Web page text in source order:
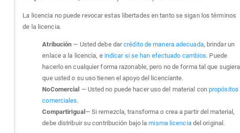
La licencia no puede revocar estas libertades en tanto se sigan los términos
de la licencia.
Atribución — Usted debe darcrédito de manera adecuada, brindar un
enlace a la licencia, e indicar si se han efectuado cambios. Puede
hacerlo en cualquier forma razonable, pero no de forma tal que sugiera
que usted o su uso tienen el apoyo del licenciante.
NoComercial — Usted no puede hacer uso del material con propósitos
comerciales.
CompartirIgual— Si remezcla, transforma o crea a partir del material,
debe distribuir su contribución bajo lamisma licenciadel original.